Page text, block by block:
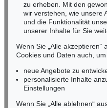
NORDDEUTSCHLAND
Nico Kassel, M.A.
Tel.: +49 (0)89 55244-164
Mobil: +49 (0)171 8618661
n.kassel@kettererkunst.de
Keine Auktion
Wir informieren
zu erheben. Mit den
wir verstehen, wie unsere
und die Funktionalität
unserer Inhalte für Sie
Wenn Sie „Alle akzeptieren“
Cookies und Daten auch, um
neue Angebote zu
personalisierte Inhalte
Einstellungen
Wenn Sie „Alle ablehnen“